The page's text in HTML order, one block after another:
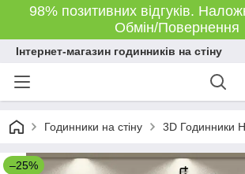
98% позитивних відгуків.
Обмін/Повернення
Інтернет-магазин годинників на стіну
Годинники на стіну 3D Годинники
–25%